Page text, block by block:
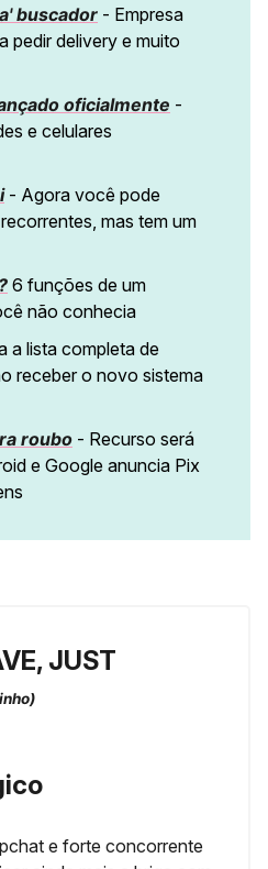
buscador - Empresa
pedir delivery e muito
oficialmente -
e celulares
- Agora você pode
mas tem um
6 funções de um
não conhecia
a lista completa de
receber o novo sistema
roubo - Recurso será
e Google anuncia Pix
JUST
e forte concorrente